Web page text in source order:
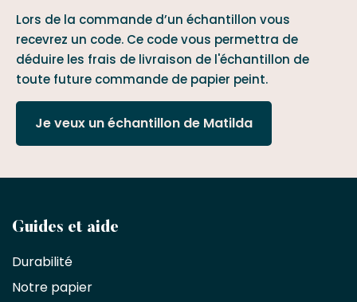
Lors de la commande d’un échantillon vous
recevrez un code. Ce code vous permettra de
déduire les frais de livraison de l'échantillon de
toute future commande de papier peint.
Je veux un échantillon de Matilda
Devenez
partenaire
commercial
Guides et aide
Durabilité
Notre papier